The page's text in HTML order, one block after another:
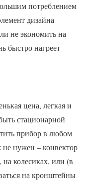
потреблением
дизайна
не экономить на
быстро нагреет
цена, легкая и
стационарной
прибор в любом
нужен – конвектор
колесиках, или (в
на кронштейны